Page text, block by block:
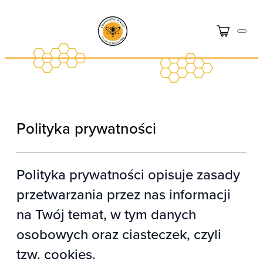
Polityka prywatności
Polityka prywatności opisuje zasady
przetwarzania przez nas informacji
na Twój temat, w tym danych
osobowych oraz ciasteczek, czyli
tzw. cookies.